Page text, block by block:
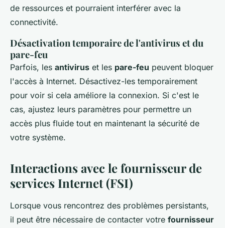
de ressources et pourraient interférer avec la
connectivité.
Désactivation temporaire de l'antivirus et du
pare-feu
Parfois, les antivirus et les pare-feu peuvent bloquer
l'accès à Internet. Désactivez-les temporairement
pour voir si cela améliore la connexion. Si c'est le
cas, ajustez leurs paramètres pour permettre un
accès plus fluide tout en maintenant la sécurité de
votre système.
Interactions avec le fournisseur de
services Internet (FSI)
Lorsque vous rencontrez des problèmes persistants,
il peut être nécessaire de contacter votre fournisseur